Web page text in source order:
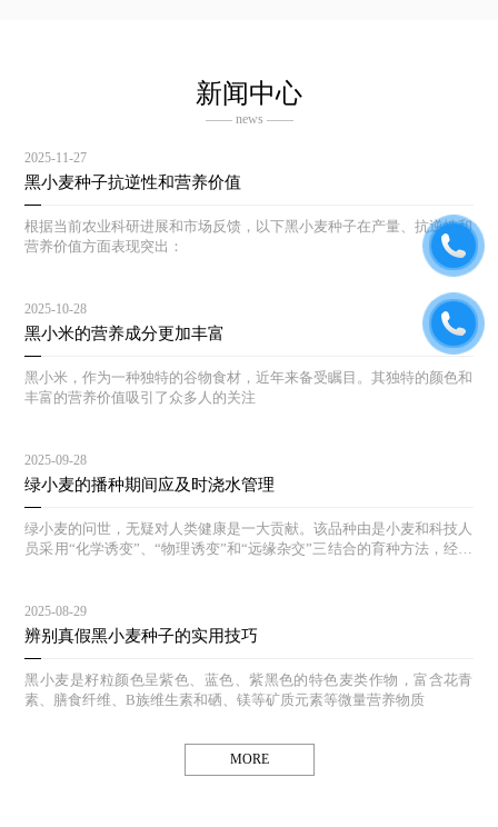
新闻中心
—— news ——
2025-11-27
黑小麦种子抗逆性和营养价值
根据当前农业科研进展和市场反馈，以下黑小麦种子在产量、抗逆性和
营养价值方面表现突出：
2025-10-28
黑小米的营养成分更加丰富
黑小米，作为一种独特的谷物食材，近年来备受瞩目。其独特的颜色和
丰富的营养价值吸引了众多人的关注
2025-09-28
绿小麦的播种期间应及时浇水管理
绿小麦的问世，无疑对人类健康是一大贡献。该品种由是小麦和科技人
员采用“化学诱变”、“物理诱变”和“远缘杂交”三结合的育种方法，经过
2025-08-29
辨别真假黑小麦种子的实用技巧
黑小麦是籽粒颜色呈紫色、蓝色、紫黑色的特色麦类作物，富含花青
素、膳食纤维、B族维生素和硒、镁等矿质元素等微量营养物质
MORE